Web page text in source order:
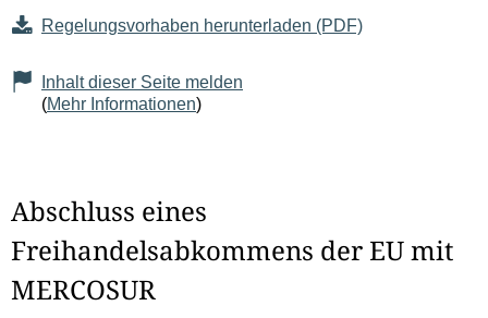
Regelungsvorhaben herunterladen (PDF)
Inhalt dieser Seite melden
(Mehr Informationen)
Abschluss eines
Freihandelsabkommens der EU mit
MERCOSUR